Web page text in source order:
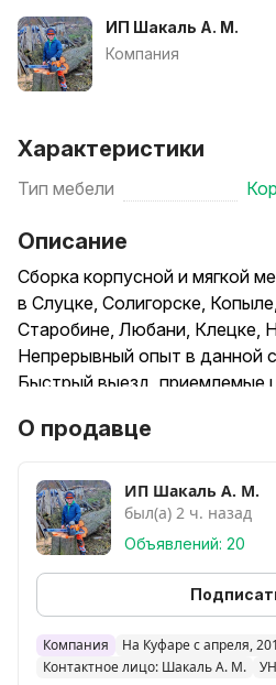
ИП Шакаль А. М.
Компания
Характеристики
Тип мебели
Описание
Сборка корпусной и мягкой
в Слуцке, Солигорске,
Старобине, Любани, Клецке,
Непрерывный опыт в данной
Быстрый выезд, приемлемые
О продавце
ИП Шакаль А. М.
был(а) 2 ч. назад
Объявлений: 20
Компания
На Куфаре с апреля,
Контактное лицо: Шакаль А. М.